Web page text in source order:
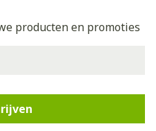
producten en promoties